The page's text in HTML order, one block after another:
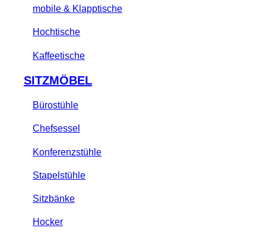
mobile & Klapptische
Hochtische
Kaffeetische
SITZMÖBEL
Bürostühle
Chefsessel
Konferenzstühle
Stapelstühle
Sitzbänke
Hocker